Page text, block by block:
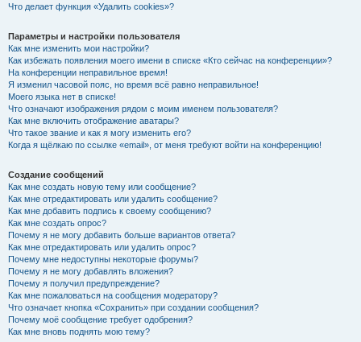
Что делает функция «Удалить cookies»?
Параметры и настройки пользователя
Как мне изменить мои настройки?
Как избежать появления моего имени в списке «Кто сейчас на конференции»?
На конференции неправильное время!
Я изменил часовой пояс, но время всё равно неправильное!
Моего языка нет в списке!
Что означают изображения рядом с моим именем пользователя?
Как мне включить отображение аватары?
Что такое звание и как я могу изменить его?
Когда я щёлкаю по ссылке «email», от меня требуют войти на конференцию!
Создание сообщений
Как мне создать новую тему или сообщение?
Как мне отредактировать или удалить сообщение?
Как мне добавить подпись к своему сообщению?
Как мне создать опрос?
Почему я не могу добавить больше вариантов ответа?
Как мне отредактировать или удалить опрос?
Почему мне недоступны некоторые форумы?
Почему я не могу добавлять вложения?
Почему я получил предупреждение?
Как мне пожаловаться на сообщения модератору?
Что означает кнопка «Сохранить» при создании сообщения?
Почему моё сообщение требует одобрения?
Как мне вновь поднять мою тему?